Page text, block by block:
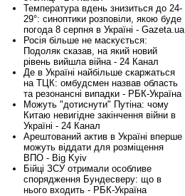
Температура вдень знизиться до 24-
29°: синоптики розповіли, якою буде
погода 8 серпня в Україні - Gazeta.ua
Росія більше не маскується:
Подоляк сказав, на який новий
рівень вийшла війна - 24 Канал
Де в Україні найбільше скаржаться
на ТЦК: омбудсмен назвав область
та резонансні випадки - РБК-Україна
Можуть "дотиснути" Путіна: чому
Китаю невигідне закінчення війни в
Україні - 24 Канал
Арештований актив в Україні вперше
можуть віддати для розміщення
ВПО - Big Kyiv
Бійці ЗСУ отримали особливе
спорядження Бундесверу: що в
нього входить - РБК-Україна